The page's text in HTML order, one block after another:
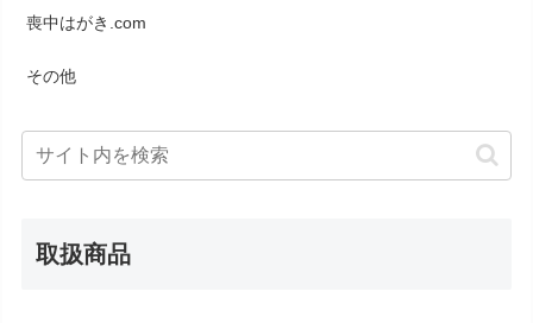
喪中はがき.com
その他
取扱商品